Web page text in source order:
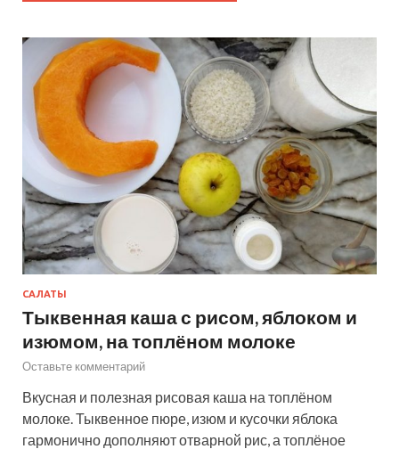
САЛАТЫ
Тыквенная каша с рисом, яблоком и
изюмом, на топлёном молоке
Оставьте комментарий
Вкусная и полезная рисовая каша на топлёном
молоке. Тыквенное пюре, изюм и кусочки яблока
гармонично дополняют отварной рис, а топлёное